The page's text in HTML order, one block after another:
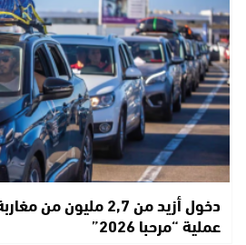
دخول أزيد من 2,7
عملية “مرحبا 2026”